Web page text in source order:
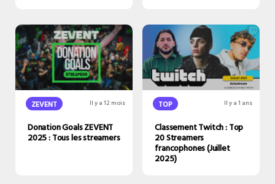
ZEVENT Il y a 12 mois
Donation Goals ZEVENT
2025 : Tous les streamers
TOP Il y a 1 ans
Classement Twitch : Top
20 Streamers
francophones (Juillet
2025)